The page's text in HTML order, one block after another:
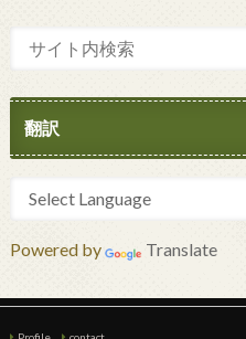
翻訳
Powered by Translate
Profile contact